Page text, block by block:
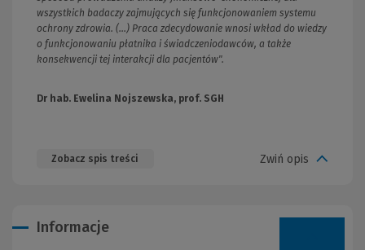
wszystkich badaczy zajmujących się funkcjonowaniem systemu
ochrony zdrowia. (...) Praca zdecydowanie wnosi wkład do wiedzy
o funkcjonowaniu płatnika i świadczeniodawców, a także
konsekwencji tej interakcji dla pacjentów".
Dr hab. Ewelina Nojszewska, prof. SGH
Zobacz spis treści Zwiń opis
Informacje